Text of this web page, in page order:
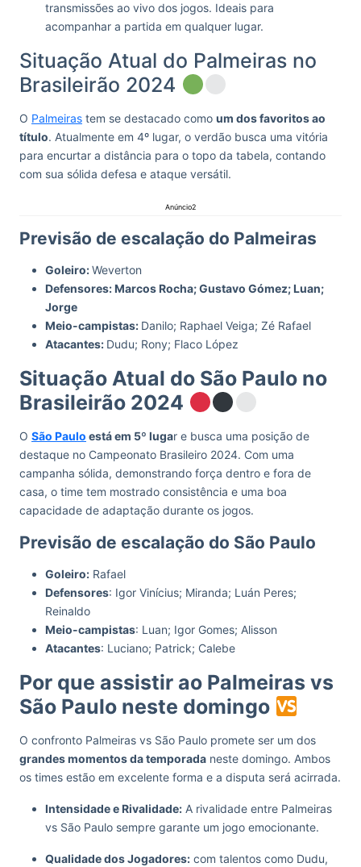
transmissões ao vivo dos jogos. Ideais para
acompanhar a partida em qualquer lugar.
Situação Atual do Palmeiras no
Brasileirão 2024
O Palmeiras tem se destacado como um dos favoritos ao
título. Atualmente em 4º lugar, o verdão busca uma vitória
para encurtar a distância para o topo da tabela, contando
com sua sólida defesa e ataque versátil.
Anúncio2
Previsão de escalação do Palmeiras
Goleiro:Weverton
Defensores: Marcos Rocha; Gustavo Gómez; Luan;
Jorge
Meio-campistas: Danilo; Raphael Veiga; Zé Rafael
Atacantes: Dudu; Rony; Flaco López
Situação Atual do São Paulo no
Brasileirão 2024
O São Paulo está em 5º lugar e busca uma posição de
destaque no Campeonato Brasileiro 2024. Com uma
campanha sólida, demonstrando força dentro e fora de
casa, o time tem mostrado consistência e uma boa
capacidade de adaptação durante os jogos.
Previsão de escalação do São Paulo
Goleiro: Rafael
Defensores: Igor Vinícius; Miranda; Luán Peres;
Reinaldo
Meio-campistas: Luan; Igor Gomes; Alisson
Atacantes: Luciano; Patrick; Calebe
Por que assistir ao Palmeiras vs
São Paulo neste domingo
O confronto Palmeiras vs São Paulo promete ser um dos
grandes momentos da temporada neste domingo. Ambos
os times estão em excelente forma e a disputa será acirrada.
Intensidade e Rivalidade: A rivalidade entre Palmeiras
vs São Paulo sempre garante um jogo emocionante.
Qualidade dos Jogadores: com talentos como Dudu,